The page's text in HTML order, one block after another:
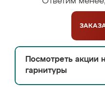
Посмотреть акции
гарнитуры